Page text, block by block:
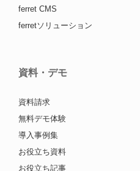
ferret CMS
ferretソリューション
資料・デモ
資料請求
無料デモ体験
導入事例集
お役立ち資料
お役立ち記事